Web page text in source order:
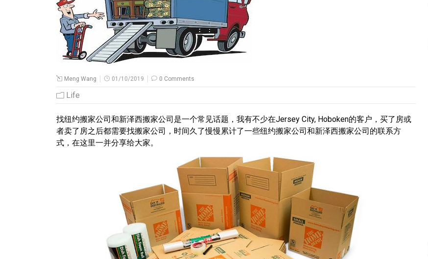
Meng Wang 01/10/2019 0 Comments
Life
找纽约搬家公司和新泽西搬家公司是一个常见话题，我有不少在Jersey City, Hoboken的客户，买了房或
者卖了房之后都需要找搬家公司，时间久了慢慢累计了一些纽约搬家公司和新泽西搬家公司的联系方
式，在这里一并分享给大家。